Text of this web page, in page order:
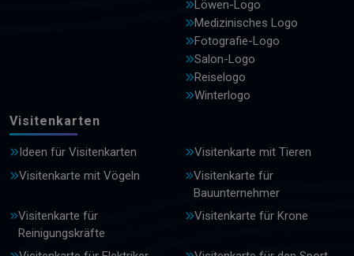
Löwen-Logo
Medizinisches Logo
Fotografie-Logo
Salon-Logo
Reiselogo
Winterlogo
Visitenkarten
Ideen für Visitenkarten
Visitenkarte mit Tieren
Visitenkarte mit Vögeln
Visitenkarte für
Bauunternehmer
Visitenkarte für
Reinigungskräfte
Visitenkarte für Krone